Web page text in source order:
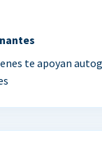
te apoyan